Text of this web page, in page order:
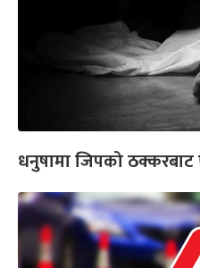
धनुषामा जिपको